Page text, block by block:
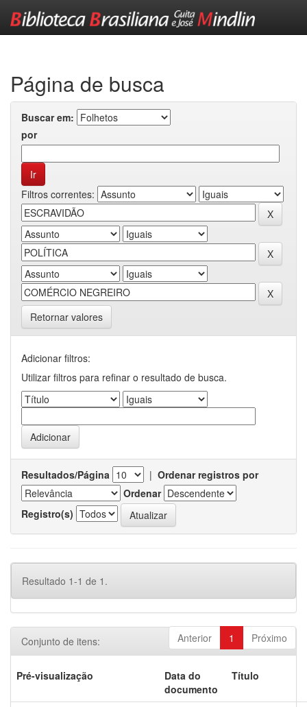
Página de busca
Buscar em:
por
Filtros correntes:
Retornar valores
Adicionar filtros:
Utilizar filtros para refinar o resultado de busca.
Resultados/Página | Ordenar registros por
Ordenar
Registro(s)
Resultado 1-1 de 1.
Anterior 1 Próximo
Conjunto de itens:
Pré-visualização
Data do
documento
Título